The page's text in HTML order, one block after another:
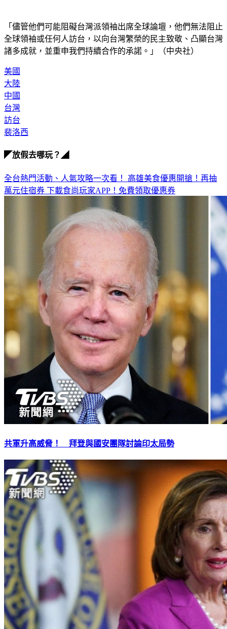
全球領袖或任何人訪台，以向台灣繁榮的民主致敬、凸顯台灣
諸多成就，並重申我們持續合作的承諾。」（中央社）
大陸
中國
台灣
訪台
裴洛西
萬元住宿券下載食尚玩家APP！免費領取優惠券